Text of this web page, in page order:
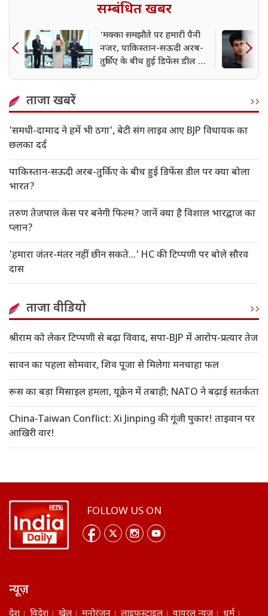
सम्बंधित खबर
'मक्का समझौते पर हमारी पैनी
नजर, पाकिस्तान-सऊदी अरब-
तुर्किए के बीच हुई डिफेंस डील पर
ताजा खबरें
'समधी-दामाद ने हमें भी ठगा', बेटी संग लाइव आए BJP विधायक का
छलका दर्द
पाकिस्तान-सऊदी अरब-तुर्किए के बीच हुई डिफेंस डील पर क्या बोला
भारत?
तरुण तेजपाल केस पर बनेगी फिल्म? जानें क्या है विशाल भारद्वाज का
प्लान?
'हमारा जंतर-मंतर नहीं छीन सकते...' HC की टिप्पणी पर बोले सौरव
दास
ताजा वीडियो
श्रीराम को लेकर टिप्पणी से बढ़ा विवाद, सपा-BJP में आरोप-प्रत्यार तेज
सावन का पहला सोमवार, शिव पूजा से मिलेगा मनचाहा फल
रूस का बड़ा मिसाइल हमला, यूक्रेन में तबाही; NATO ने बढ़ाई सतर्कता
China-Taiwan Conflict: Xi Jinping की गूंजी पुकार! ताइवान पर
आखिरी वार!
FOLLOW US ON
न्यूज़